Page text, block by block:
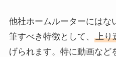
他社ホームルーターにはな
筆すべき特徴として、
上り
げられます。特に動画など